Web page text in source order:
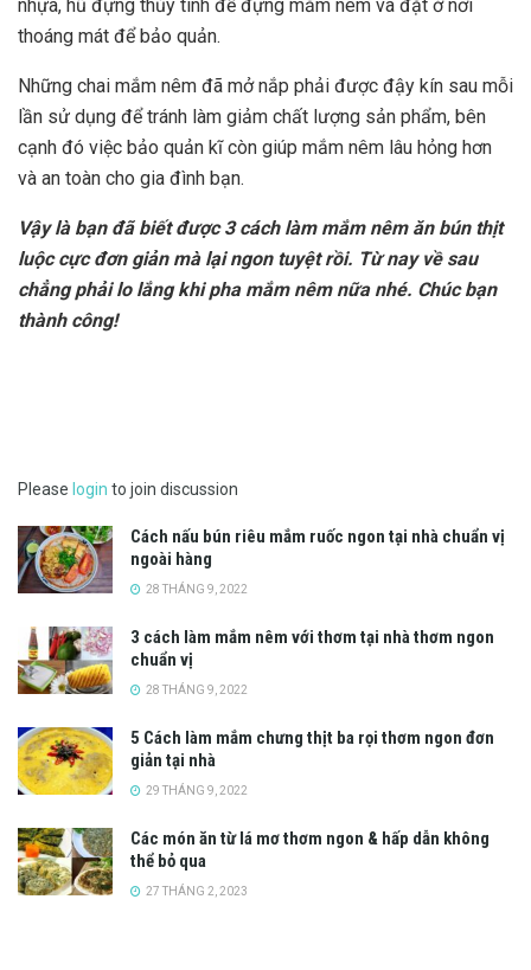
nhựa, hũ đựng thủy tinh để đựng mắm nêm và đặt ở nơi
thoáng mát để bảo quản.
Những chai mắm nêm đã mở nắp phải được đậy kín sau mỗi
lần sử dụng để tránh làm giảm chất lượng sản phẩm, bên
cạnh đó việc bảo quản kĩ còn giúp mắm nêm lâu hỏng hơn
và an toàn cho gia đình bạn.
Vậy là bạn đã biết được 3 cách làm mắm nêm ăn bún thịt
luộc cực đơn giản mà lại ngon tuyệt rồi. Từ nay về sau
chẳng phải lo lắng khi pha mắm nêm nữa nhé. Chúc bạn
thành công!
Please login to join discussion
Cách nấu bún riêu mắm ruốc ngon tại nhà chuẩn vị
ngoài hàng
28 THÁNG 9, 2022
3 cách làm mắm nêm với thơm tại nhà thơm ngon
chuẩn vị
28 THÁNG 9, 2022
5 Cách làm mắm chưng thịt ba rọi thơm ngon đơn
giản tại nhà
29 THÁNG 9, 2022
Các món ăn từ lá mơ thơm ngon & hấp dẫn không
thể bỏ qua
27 THÁNG 2, 2023